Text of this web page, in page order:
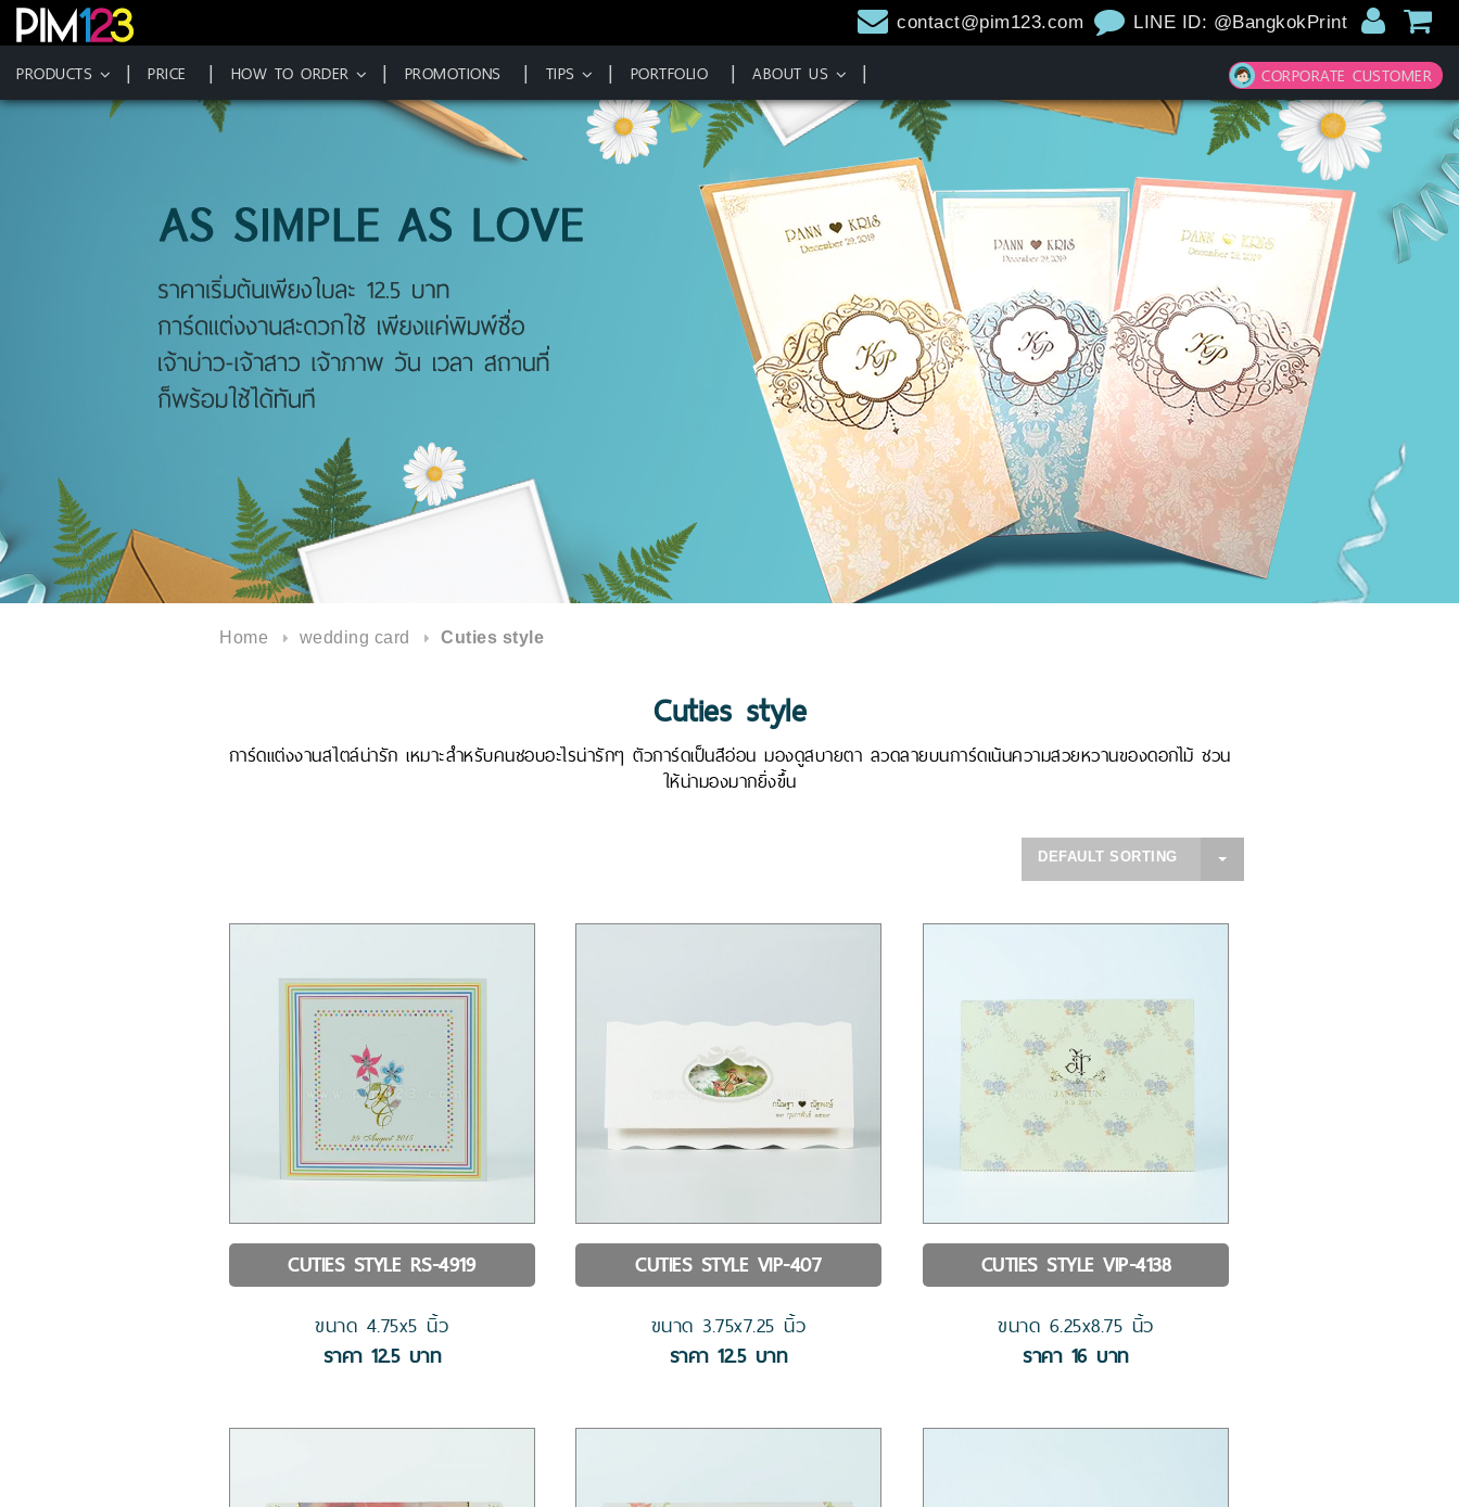
Skip
contact@pim123.com LINE ID: @BangkokPrint
PRODUCTS PRICE HOW TO ORDER PROMOTIONS TIPS PORTFOLIO ABOUT US CORPORATE CUSTOMER
Home wedding card Cuties style
Cuties style
การ์ดแต่งงานสไตล์น่ารัก เหมาะสำหรับคนชอบอะไรน่ารักๆ ตัวการ์ดเป็นสีอ่อน มองดูสบายตา ลวดลายบนการ์ดเน้นความสวยหวานของดอกไม้ ชวน
ให้น่ามองมากยิ่งขึ้น
DEFAULT SORTING
CUTIES STYLE RS-4919
ขนาด 4.75x5 นิ้ว
ราคา12.5บาท
CUTIES STYLE VIP-407
ขนาด 3.75x7.25 นิ้ว
ราคา12.5บาท
CUTIES STYLEVIP-4138
ขนาด 6.25x8.75 นิ้ว
ราคา 16บาท